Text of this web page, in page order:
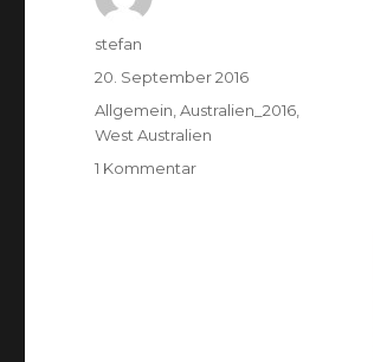
Autor
stefan
Veröffentlicht
am
20. September 2016
Kategorien
Allgemein,Australien_2016,
West Australien
1 Kommentarzu